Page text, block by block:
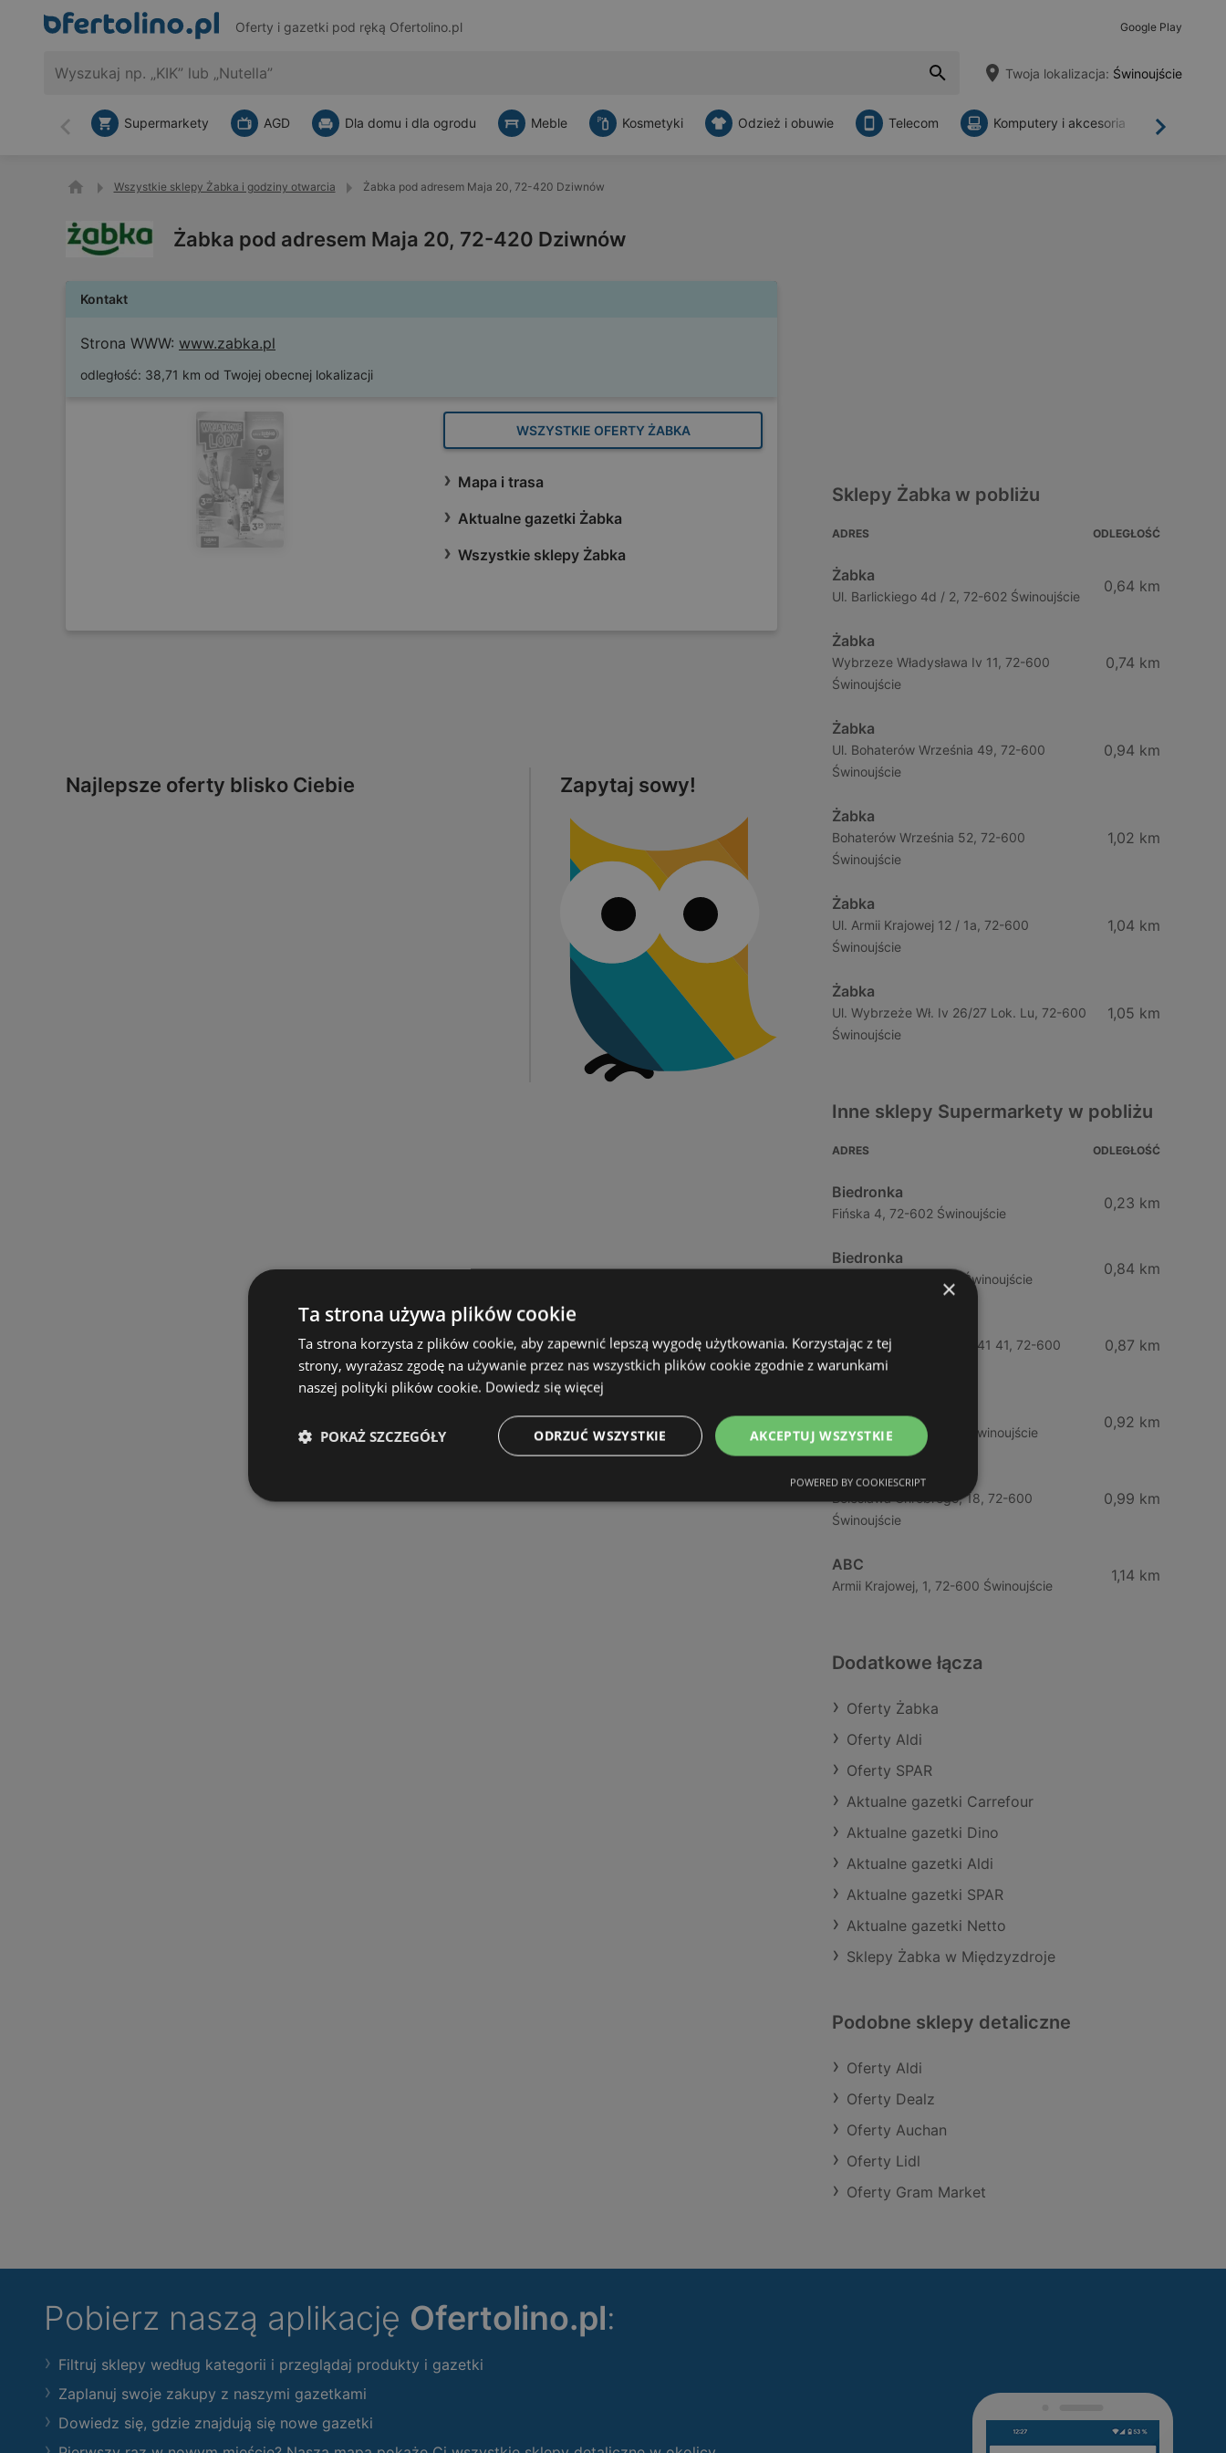
Oferty i gazetki pod ręką Ofertolino.pl Google Play
Twoja lokalizacja: Świnoujście
Wstecz Dalej
Supermarkety AGD Dla domu i dla ogrodu Meble Kosmetyki Odzież i obuwie Telecom Komputery i akcesoria
Wszystkie sklepy Żabka i godziny otwarcia Żabka pod adresem Maja 20, 72-420 Dziwnów
Żabka pod adresem Maja 20, 72-420 Dziwnów
Kontakt
Strona WWW: www.zabka.pl
odległość: 38,71 km od Twojej obecnej lokalizacji
WSZYSTKIE OFERTY ŻABKA
Mapa i trasa
Aktualne gazetki Żabka
Wszystkie sklepy Żabka
Najlepsze oferty blisko Ciebie Zapytaj sowy!
Sklepy Żabka w pobliżu
ADRES ODLEGŁOŚĆ
Żabka
Ul. Barlickiego 4d / 2, 72-602 Świnoujście
0,64 km
Żabka
Wybrzeze Władysława Iv 11, 72-600
Świnoujście
0,74 km
Żabka
Ul. Bohaterów Września 49, 72-600
Świnoujście
0,94 km
Żabka
Bohaterów Września 52, 72-600
Świnoujście
1,02 km
Żabka
Ul. Armii Krajowej 12 / 1a, 72-600
Świnoujście
1,04 km
Żabka
Ul. Wybrzeże Wł. Iv 26/27 Lok. Lu, 72-600
Świnoujście
1,05 km
Inne sklepy Supermarkety w pobliżu
ADRES ODLEGŁOŚĆ
Biedronka
Fińska 4, 72-602 Świnoujście
0,23 km
Biedronka
Chrobrego 9, 72-600 Świnoujście
0,84 km
Ul. Bohaterów Września 41 41, 72-600
Świnoujście
0,87 km
ABC
Barlickiego, 4, 72-600 Świnoujście
0,92 km
ABC
Bolesława Chrobrego, 18, 72-600
Świnoujście
0,99 km
ABC
Armii Krajowej, 1, 72-600 Świnoujście
1,14 km
Dodatkowe łącza
Oferty Żabka
Oferty Aldi
Oferty SPAR
Aktualne gazetki Carrefour
Aktualne gazetki Dino
Aktualne gazetki Aldi
Aktualne gazetki SPAR
Aktualne gazetki Netto
Sklepy Żabka w Międzyzdroje
Podobne sklepy detaliczne
Oferty Aldi
Oferty Dealz
Oferty Auchan
Oferty Lidl
Oferty Gram Market
Pobierz naszą aplikację Ofertolino.pl:
Filtruj sklepy według kategorii i przeglądaj produkty i gazetki
Zaplanuj swoje zakupy z naszymi gazetkami
Dowiedz się, gdzie znajdują się nowe gazetki
×
Ta strona używa plików cookie
Ta strona korzysta z plików cookie, aby zapewnić lepszą wygodę użytkowania. Korzystając z tej
strony, wyrażasz zgodę na używanie przez nas wszystkich plików cookie zgodnie z warunkami
naszej polityki plików cookie. Dowiedz się więcej
AKCEPTUJ WSZYSTKIE
ODRZUĆ WSZYSTKIE
POKAŻ SZCZEGÓŁY
POWERED BY COOKIESCRIPT